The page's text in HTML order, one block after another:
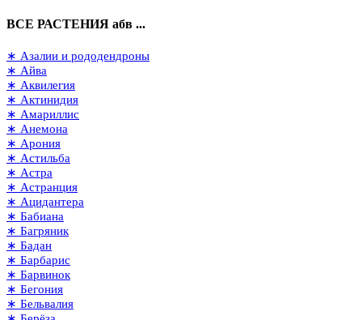
ВСЕ РАСТЕНИЯ абв ...
∗ Азалии и рододендроны
∗ Айва
∗ Аквилегия
∗ Актинидия
∗ Амариллис
∗ Анемона
∗ Арония
∗ Астильба
∗ Астра
∗ Астранция
∗ Ацидантера
∗ Бабиана
∗ Багряник
∗ Бадан
∗ Барбарис
∗ Барвинок
∗ Бегония
∗ Бельвалия